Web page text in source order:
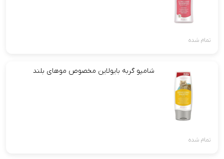
تمام شده
شامپو گربه بایولاین مخصوص موهای بلند
تمام شده